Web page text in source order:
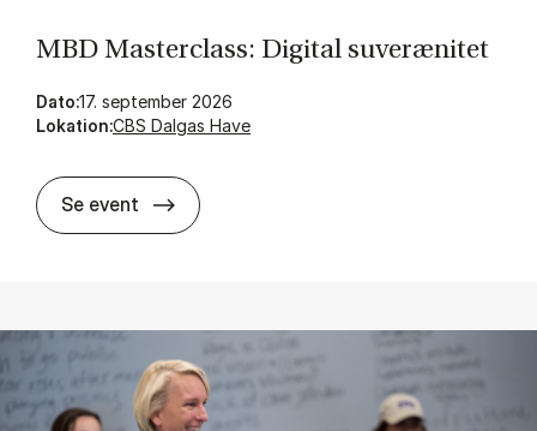
MBD Ma­sterclass: Di­gi­tal su­veræ­ni­tet
Dato:17. september 2026
Lokation:CBS Dalgas Have
Se event MBD Ma­sterclass: Di­gi­tal su­veræ­ni­tet